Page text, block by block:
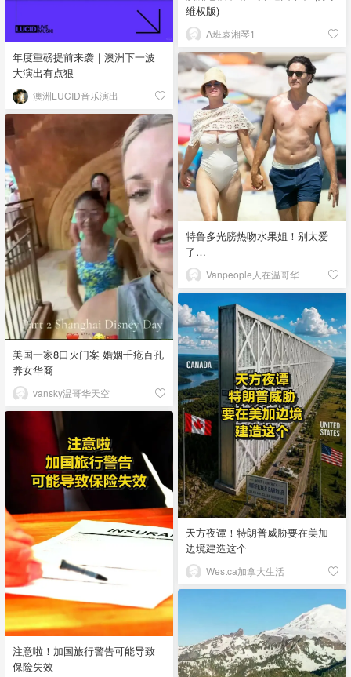
年度重磅提前来袭｜澳洲下一波
大演出有点狠
澳洲LUCID音乐演出
维权版)
A班袁湘琴1
特鲁多光膀热吻水果姐！别太爱
了…
Vanpeople人在温哥华
美国一家8口灭门案 婚姻千疮百孔
养女华裔
vansky温哥华天空
天方夜谭！特朗普威胁要在美加
边境建造这个
Westca加拿大生活
注意啦！加国旅行警告可能导致
保险失效